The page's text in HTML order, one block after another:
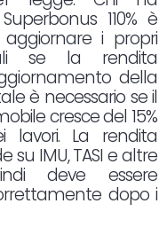
110% è
i propri
se la rendita
della
è necessario se il
cresce del 15%
lavori. La rendita
su IMU, TASI e altre
deve essere
dopo i